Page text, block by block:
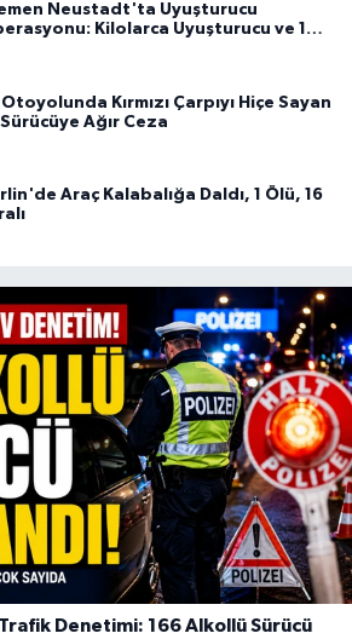
Neustadt'ta Uyuşturucu
Kilolarca Uyuşturucu ve 100
Otoyolunda Kırmızı Çarpıyı Hiçe Sayan
Sürücüye Ağır Ceza
Araç Kalabalığa Daldı, 1 Ölü, 16
Denetimi: 166 Alkollü Sürücü